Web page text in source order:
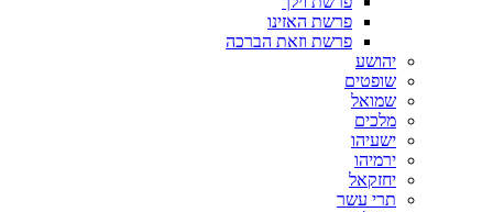
פרשת האזינו
פרשת וזאת הברכה
יהושע
שופטים
שמואל
מלכים
ישעיהו
ירמיהו
יחזקאל
תרי עשר